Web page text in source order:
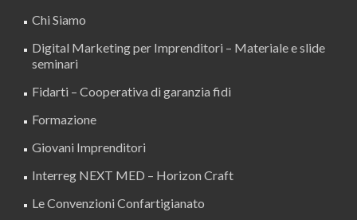
Chi Siamo
Digital Marketing per Imprenditori – Materiale e slide
seminari
Fidarti – Cooperativa di garanzia fidi
Formazione
Giovani Imprenditori
Interreg NEXT MED – Horizon Craft
Le Convenzioni Confartigianato